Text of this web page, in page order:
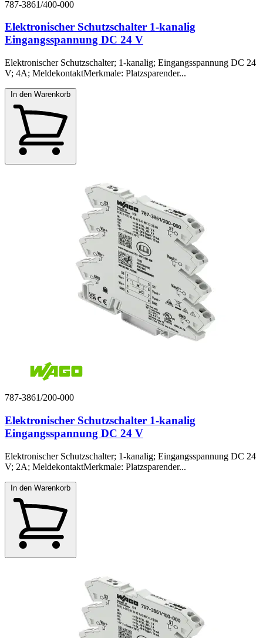
787-3861/400-000
Elektronischer Schutzschalter 1-kanalig
Eingangsspannung DC 24 V
Elektronischer Schutzschalter; 1-kanalig; Eingangsspannung DC 24
V; 4A; MeldekontaktMerkmale: Platzsparender...
In den Warenkorb
787-3861/200-000
Elektronischer Schutzschalter 1-kanalig
Eingangsspannung DC 24 V
Elektronischer Schutzschalter; 1-kanalig; Eingangsspannung DC 24
V; 2A; MeldekontaktMerkmale: Platzsparender...
In den Warenkorb